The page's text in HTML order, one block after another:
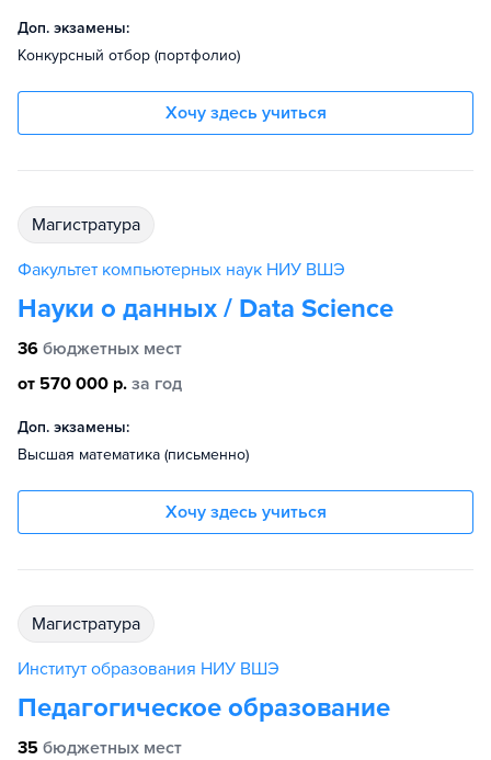
Доп. экзамены:
Конкурсный отбор (портфолио)
Хочу здесь учиться
магистратура
Факультет компьютерных наук НИУ ВШЭ
Науки о данных / Data Science
36 бюджетных мест
от 570 000 р. за год
Доп. экзамены:
Высшая математика (письменно)
Хочу здесь учиться
магистратура
Институт образования НИУ ВШЭ
Педагогическое образование
35 бюджетных мест